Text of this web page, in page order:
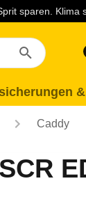
sparen. Klima
Caddy